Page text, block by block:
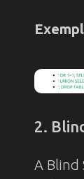
2.
A Blind